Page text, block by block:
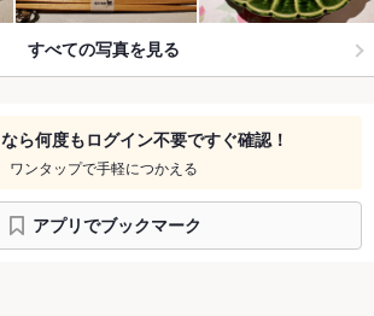
すべての写真を見る
なら何度もログイン不要ですぐ確認！
ワンタップで手軽につかえる
アプリでブックマーク